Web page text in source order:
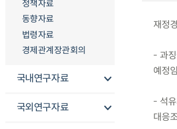
정책자료
동향자료
법령자료
경제관계장관회의
국내연구자료
국외연구자료
재정
- 과
예정
- 석
대응